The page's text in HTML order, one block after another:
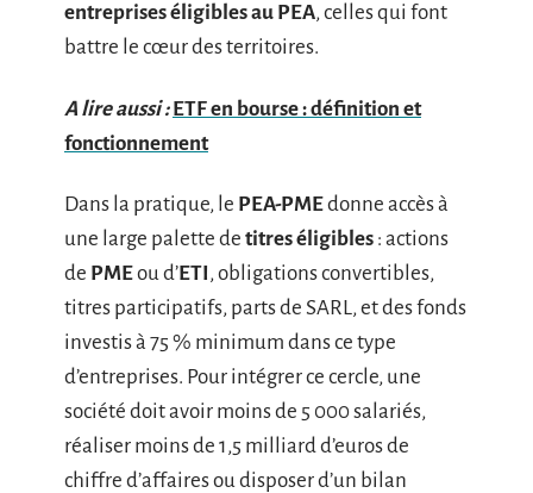
entreprises éligibles au PEA, celles qui font
battre le cœur des territoires.
A lire aussi : ETF en bourse : définition et
fonctionnement
Dans la pratique, le PEA-PMEdonne accès à
une large palette de titres éligibles : actions
de PMEou d’ETI, obligations convertibles,
titres participatifs, parts de SARL, et des fonds
investis à 75 % minimum dans ce type
d’entreprises. Pour intégrer ce cercle, une
société doit avoir moins de 5 000 salariés,
réaliser moins de 1,5 milliard d’euros de
chiffre d’affaires ou disposer d’un bilan